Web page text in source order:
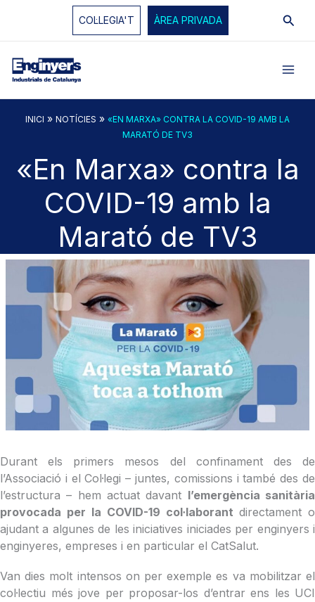
COL·LEGIA'T ÀREA PRIVADA
INICI » NOTÍCIES » «EN MARXA» CONTRA LA COVID-19 AMB LA
MARATÓ DE TV3
«En Marxa» contra la
COVID-19 amb la
Marató de TV3
Durant els primers mesos del confinament des de
l’Associació i el Col·legi – juntes, comissions i també des de
l’estructura – hem actuat davant l’emergència sanitària
provocada per la COVID-19 col·laborant directament o
ajudant a algunes de les iniciatives iniciades per enginyers i
enginyeres, empreses i en particular el CatSalut.
Van dies molt intensos on per exemple es va mobilitzar el
col·lectiu més jove per proposar-los d’entrar ens les UCI